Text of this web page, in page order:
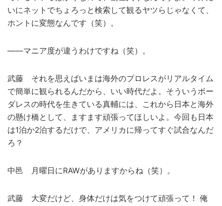
いにネットでちょろっと検索して観るヤツらじゃなくて、
ホントに変態なんです（笑）。
――マニア度が違うわけですね（笑）。
武藤 それを思えばいまは海外のプロレスがリアルタイム
で簡単に観られるんだから、いい時代だよ。そういうボー
ダレスの時代を生きている真輔には、これから日本と海外
の懸け橋として、ますます頑張ってほしいよ。今回も日本
は1泊か2泊するだけで、アメリカに帰ってすぐ試合なんだ
ろ？
中邑 月曜日にRAWがありますからね（笑）。
武藤 大変だけど、身体だけは気をつけて頑張って！ 俺